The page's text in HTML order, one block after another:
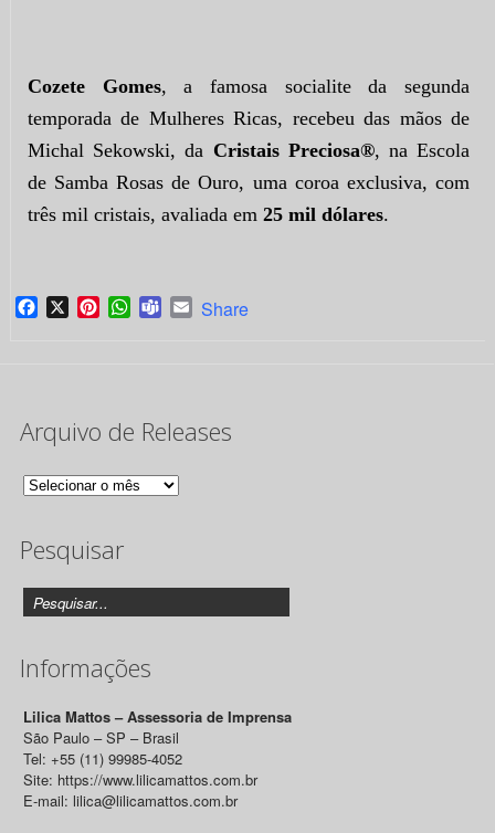
Cozete Gomes, a famosa socialite da segunda
temporada de Mulheres Ricas, recebeu das mãos de
Michal Sekowski, da Cristais Preciosa®, na Escola
de Samba Rosas de Ouro, uma coroa exclusiva, com
três mil cristais, avaliada em 25 mil dólares.
Facebook
X PinterestWhatsApp
TeamsEmail
Share
Arquivo de Releases
Arquivo
Releases
Pesquisar
Informações
Lilica Mattos – Assessoria de Imprensa
São Paulo – SP – Brasil
Tel: +55 (11) 99985-4052
Site: https://www.lilicamattos.com.br
E-mail: lilica@lilicamattos.com.br